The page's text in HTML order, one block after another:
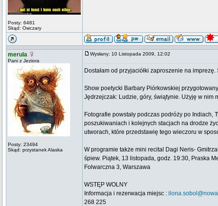
Posty: 6481
Skąd: Owczary
merula
Pani z Jeziora
Posty: 23494
Skąd: przystanek Alaska
Wysłany: 10 Listopada 2009, 12:02
Dostałam od przyjaciółki zaproszenie na
Show poetycki Barbary Piórkowskiej
Jędrzejczak: Ludzie, góry, świątynie. Użyję w nim
Fotografie powstały podczas podróży po
poszukiwaniach i kolejnych stacjach na drodze
utworach, które przedstawię tego wieczoru w
W programie także mini recital Dagi Neris-
śpiew. Piątek, 13 listopada, godz. 19:30, Praska
Folwarczna 3, Warszawa
WSTĘP WOLNY
Informacja i rezerwacja miejsc :
268 225